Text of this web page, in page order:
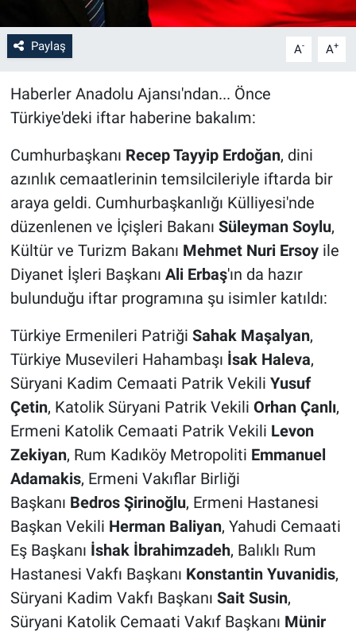
Paylaş A- A+
Haberler Anadolu Ajansı'ndan... Önce
Türkiye'deki iftar haberine bakalım:
Cumhurbaşkanı Recep Tayyip Erdoğan, dini
azınlık cemaatlerinin temsilcileriyle iftarda bir
araya geldi. Cumhurbaşkanlığı Külliyesi'nde
düzenlenen ve İçişleri Bakanı Süleyman Soylu,
Kültür ve Turizm Bakanı Mehmet Nuri Ersoyile
Diyanet İşleri Başkanı Ali Erbaş'ın da hazır
bulunduğu iftar programına şu isimler katıldı:
Türkiye Ermenileri Patriği Sahak Maşalyan,
Türkiye Musevileri Hahambaşı İsak Haleva,
Süryani Kadim Cemaati Patrik Vekili Yusuf
Çetin, Katolik Süryani Patrik Vekili Orhan Çanlı,
Ermeni Katolik Cemaati Patrik Vekili Levon
Zekiyan, Rum Kadıköy Metropoliti Emmanuel
Adamakis, Ermeni Vakıflar Birliği
Başkanı Bedros Şirinoğlu, Ermeni Hastanesi
Başkan Vekili Herman Baliyan, Yahudi Cemaati
Eş Başkanı İshak İbrahimzadeh, Balıklı Rum
Hastanesi Vakfı Başkanı Konstantin Yuvanidis,
Süryani Kadim Vakfı Başkanı Sait Susin,
Süryani Katolik Cemaati Vakıf Başkanı Münir